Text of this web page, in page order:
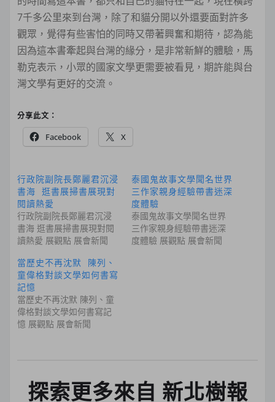
7千多公里來到台灣，除了和貓分開以外還要面對許多
觀眾，覺得有些害怕的同時又帶著興奮和期待，認為能
因為這本書牽起與台灣的緣分，是非常新鮮的體驗，馬
勒克表示，小眾的國家文學更需要被看見，期許能與台
灣文學有更好的交流。
分享此文：
Facebook X
行政院副院長鄭麗君沉浸
書海 逛書展掃書展現對
閱讀熱愛
行政院副院長鄭麗君沉浸
書海 逛書展掃書展現對閱
讀熱愛 展觀點 展會新聞
泰國鬼故事文學聞名世界
三作家親身經驗帶書迷深
度體驗
泰國鬼故事文學聞名世界
三作家親身經驗帶書迷深
度體驗 展觀點 展會新聞
當歷史不再沈默 陳列、
童偉格對談文學如何書寫
記憶
當歷史不再沈默 陳列、童
偉格對談文學如何書寫記
憶 展觀點 展會新聞
探索更多來自 新北樹報